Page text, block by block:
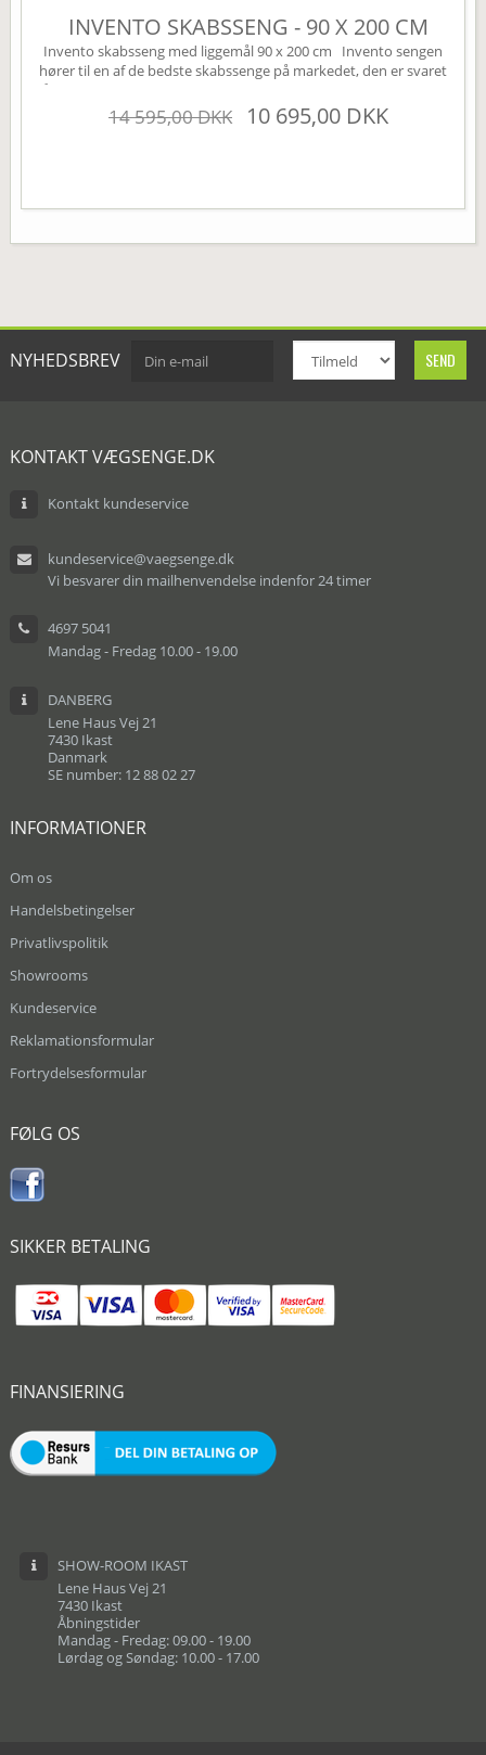
INVENTO SKABSSENG - 90 X 200 CM
Invento skabsseng med liggemål 90 x 200 cm Invento sengen
hører til en af de bedste skabssenge på markedet, den er svaret
på den perfekte Murphy bed. Sengen leveres som standard uden
højskabe, disse kan tilkøbes under varianten højskabe (øverst til
højre). Sengen har mange smarte finesser, den er bl.a. udstyret
14 595,00 DKK 10 695,00 DKK
NYHEDSBREV
KONTAKT VÆGSENGE.DK
Kontakt kundeservice
kundeservice@vaegsenge.dk
Vi besvarer din mailhenvendelse indenfor 24 timer
4697 5041
Mandag - Fredag 10.00 - 19.00
DANBERG
Lene Haus Vej 21
7430 Ikast
Danmark
SE number: 12 88 02 27
INFORMATIONER
Om os
Handelsbetingelser
Privatlivspolitik
Showrooms
Kundeservice
Reklamationsformular
Fortrydelsesformular
FØLG OS
SIKKER BETALING
FINANSIERING
SHOW-ROOM IKAST
Lene Haus Vej 21
7430 Ikast
Åbningstider
Mandag - Fredag: 09.00 - 19.00
Lørdag og Søndag: 10.00 - 17.00